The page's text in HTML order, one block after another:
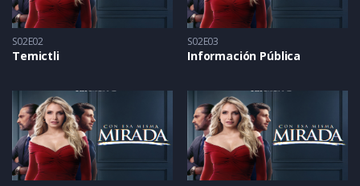
S02E02
Temictli
S02E03
Información Pública